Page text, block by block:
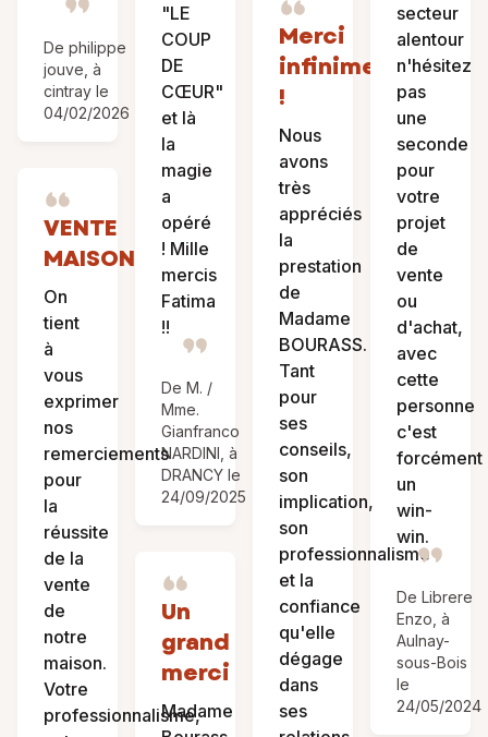
De philippe
jouve, à
cintray le
04/02/2026
VENTE
MAISON
On
tient
à
vous
exprimer
nos
remerciements
pour
la
réussite
de la
vente
de
notre
maison.
Votre
professionnalisme,
"LE
COUP
DE
CŒUR"
et là
la
magie
a
opéré
! Mille
mercis
Fatima
!!
De M. /
Mme.
Gianfranco
NARDINI, à
DRANCY le
24/09/2025
Un
grand
merci
Madame
Merci
infiniment
!
Nous
avons
très
appréciés
la
prestation
de
Madame
BOURASS.
Tant
pour
ses
conseils,
son
implication,
son
professionnalisme
et la
confiance
qu'elle
dégage
dans
ses
secteur
alentour
n'hésitez
pas
une
seconde
pour
votre
projet
de
vente
ou
d'achat,
avec
cette
personne
c'est
forcément
un
win-
win.
De Librere
Enzo, à
Aulnay-
sous-Bois
le
24/05/2024